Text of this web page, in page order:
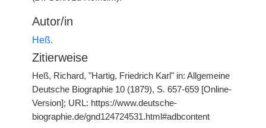
Autor/in
Heß.
Zitierweise
Heß, Richard, "Hartig, Friedrich Karl" in: Allgemeine
Deutsche Biographie 10 (1879), S. 657-659 [Online-
Version]; URL: https://www.deutsche-
biographie.de/gnd124724531.html#adbcontent